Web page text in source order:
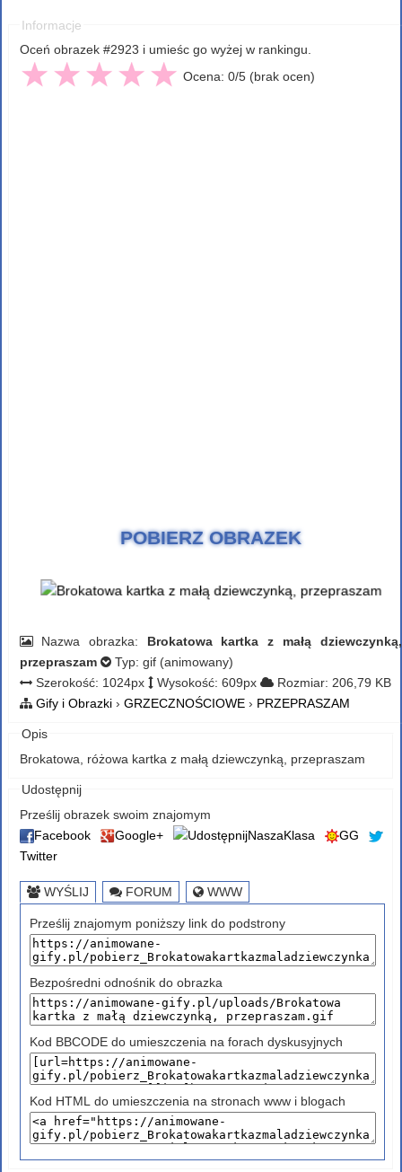
Informacje
Oceń obrazek #2923 i umieśc go wyżej w rankingu.
Ocena: 0/5 (brak ocen)
POBIERZ OBRAZEK
Nazwa obrazka: Brokatowa kartka z małą dziewczynką,
przepraszam
Typ: gif (animowany)
Szerokość: 1024px Wysokość: 609px
Rozmiar: 206,79 KB
Gify i Obrazki› GRZECZNOŚCIOWE › PRZEPRASZAM
Opis
Brokatowa, różowa kartka z małą dziewczynką, przepraszam
Udostępnij
Prześlij obrazek swoim znajomym
Facebook
Google+ NaszaKlasa
GG
Twitter
WYŚLIJ FORUM WWW
Prześlij znajomym poniższy link do podstrony
Bezpośredni odnośnik do obrazka
Kod BBCODE do umieszczenia na forach dyskusyjnych
Kod HTML do umieszczenia na stronach www i blogach